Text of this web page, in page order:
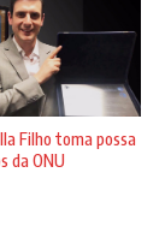
Filho toma possa
da ONU